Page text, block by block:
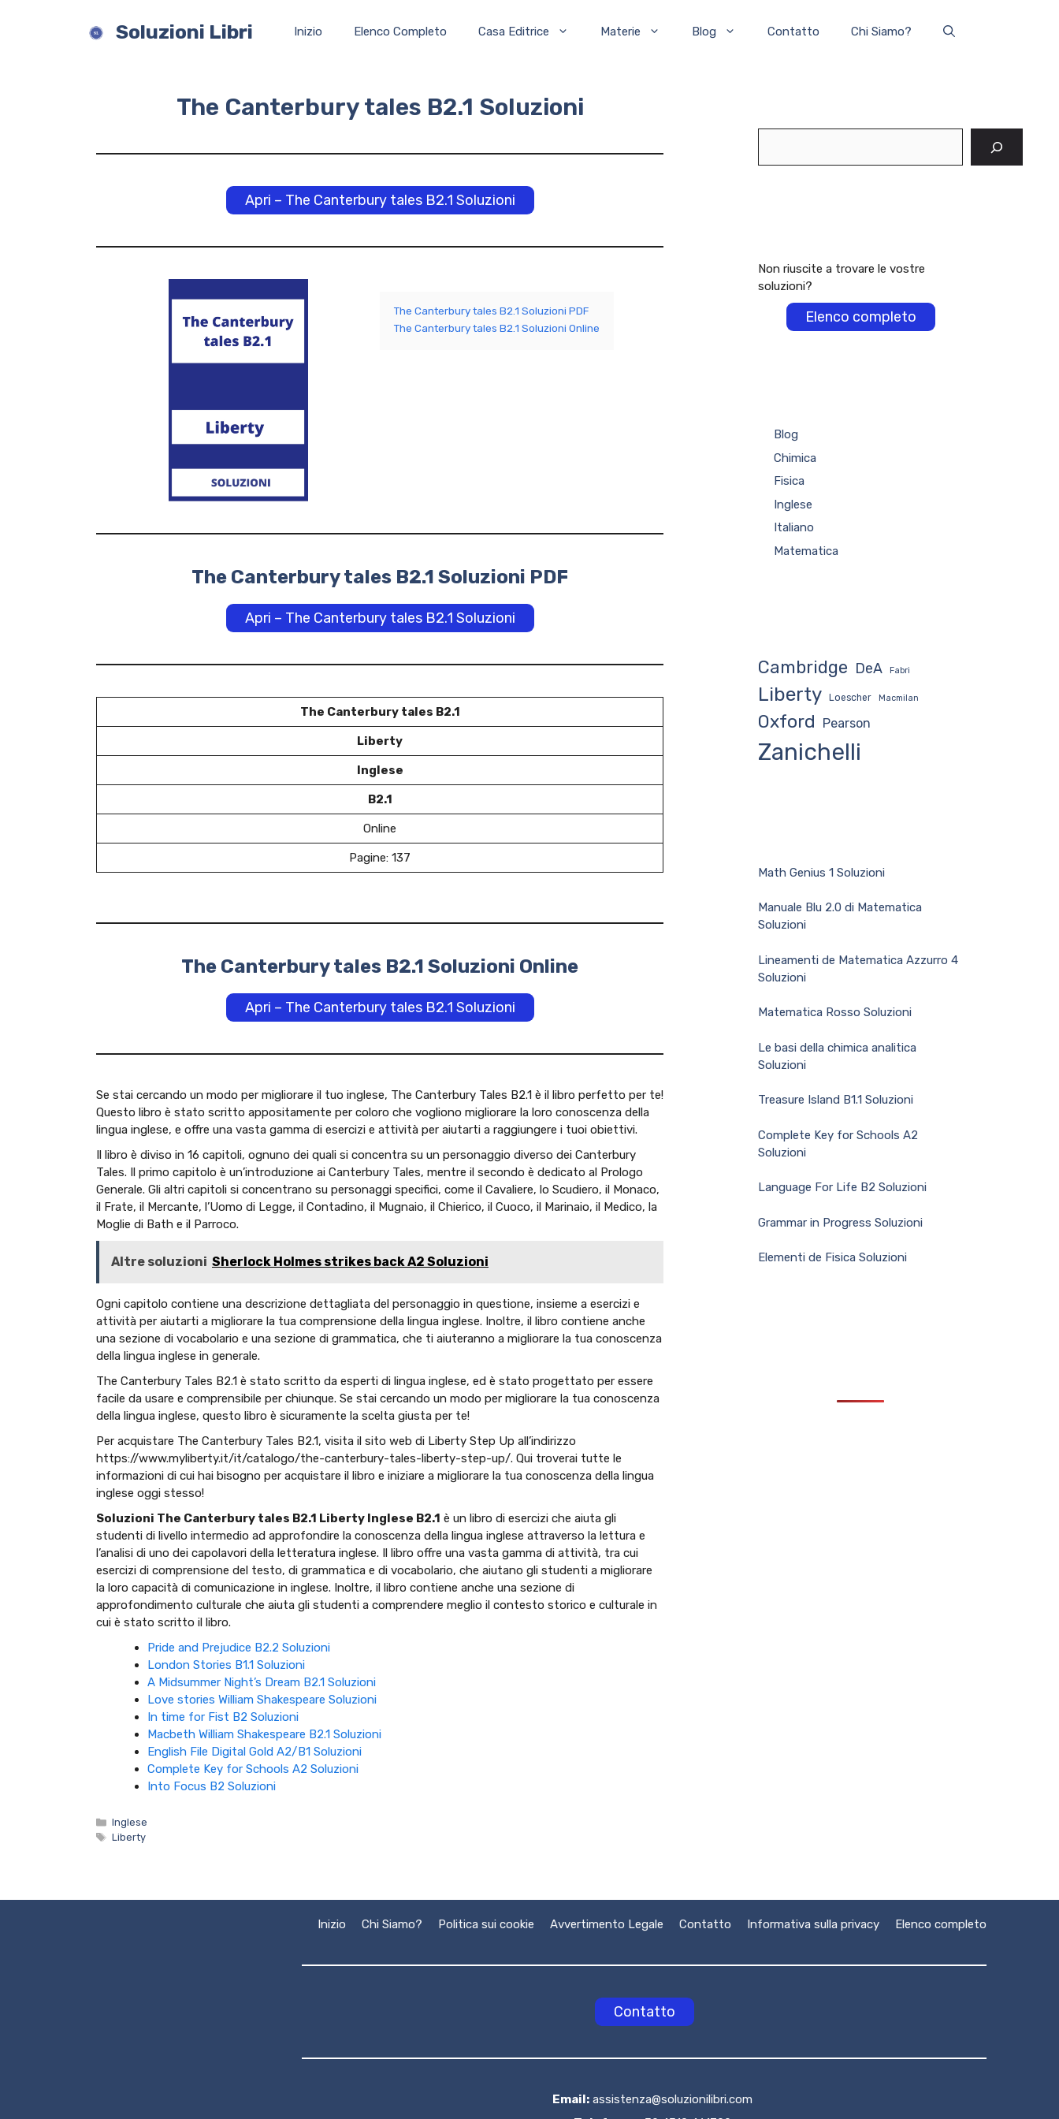
Soluzioni Libri Inizio Elenco Completo Casa Editrice Materie Blog Contatto Chi Siamo?
The Canterbury tales B2.1 Soluzioni
Apri – The Canterbury tales B2.1 Soluzioni
The Canterbury tales B2.1 Soluzioni PDF
The Canterbury tales B2.1 Soluzioni Online
The Canterbury tales B2.1 Soluzioni PDF
Apri – The Canterbury tales B2.1 Soluzioni
The Canterbury tales B2.1
Liberty
Inglese
B2.1
Online
Pagine: 137
The Canterbury tales B2.1 Soluzioni Online
Apri – The Canterbury tales B2.1 Soluzioni
Se stai cercando un modo per migliorare il tuo inglese, The Canterbury Tales B2.1 è il libro perfetto per te!
Questo libro è stato scritto appositamente per coloro che vogliono migliorare la loro conoscenza della
lingua inglese, e offre una vasta gamma di esercizi e attività per aiutarti a raggiungere i tuoi obiettivi.
Il libro è diviso in 16 capitoli, ognuno dei quali si concentra su un personaggio diverso dei Canterbury
Tales. Il primo capitolo è un’introduzione ai Canterbury Tales, mentre il secondo è dedicato al Prologo
Generale. Gli altri capitoli si concentrano su personaggi specifici, come il Cavaliere, lo Scudiero, il Monaco,
il Frate, il Mercante, l’Uomo di Legge, il Contadino, il Mugnaio, il Chierico, il Cuoco, il Marinaio, il Medico, la
Moglie di Bath e il Parroco.
Altre soluzioni Sherlock Holmes strikes back A2 Soluzioni
Ogni capitolo contiene una descrizione dettagliata del personaggio in questione, insieme a esercizi e
attività per aiutarti a migliorare la tua comprensione della lingua inglese. Inoltre, il libro contiene anche
una sezione di vocabolario e una sezione di grammatica, che ti aiuteranno a migliorare la tua conoscenza
della lingua inglese in generale.
The Canterbury Tales B2.1 è stato scritto da esperti di lingua inglese, ed è stato progettato per essere
facile da usare e comprensibile per chiunque. Se stai cercando un modo per migliorare la tua conoscenza
della lingua inglese, questo libro è sicuramente la scelta giusta per te!
Per acquistare The Canterbury Tales B2.1, visita il sito web di Liberty Step Up all’indirizzo
https://www.myliberty.it/it/catalogo/the-canterbury-tales-liberty-step-up/. Qui troverai tutte le
informazioni di cui hai bisogno per acquistare il libro e iniziare a migliorare la tua conoscenza della lingua
inglese oggi stesso!
Soluzioni The Canterbury tales B2.1 Liberty Inglese B2.1 è un libro di esercizi che aiuta gli
studenti di livello intermedio ad approfondire la conoscenza della lingua inglese attraverso la lettura e
l’analisi di uno dei capolavori della letteratura inglese. Il libro offre una vasta gamma di attività, tra cui
esercizi di comprensione del testo, di grammatica e di vocabolario, che aiutano gli studenti a migliorare
la loro capacità di comunicazione in inglese. Inoltre, il libro contiene anche una sezione di
approfondimento culturale che aiuta gli studenti a comprendere meglio il contesto storico e culturale in
cui è stato scritto il libro.
Pride and Prejudice B2.2 Soluzioni
London Stories B1.1 Soluzioni
A Midsummer Night’s Dream B2.1 Soluzioni
Love stories William Shakespeare Soluzioni
In time for Fist B2 Soluzioni
Macbeth William Shakespeare B2.1 Soluzioni
English File Digital Gold A2/B1 Soluzioni
Complete Key for Schools A2 Soluzioni
Into Focus B2 Soluzioni
Categorie
Inglese
Tag
Liberty
Non riuscite a trovare le vostre
soluzioni?
Elenco completo
Blog
Chimica
Fisica
Inglese
Italiano
Matematica
Cambridge DeA Fabri
Liberty Loescher Macmilan
Oxford Pearson
Zanichelli
Math Genius 1 Soluzioni
Manuale Blu 2.0 di Matematica
Soluzioni
Lineamenti de Matematica Azzurro 4
Soluzioni
Matematica Rosso Soluzioni
Le basi della chimica analitica
Soluzioni
Treasure Island B1.1 Soluzioni
Complete Key for Schools A2
Soluzioni
Language For Life B2 Soluzioni
Grammar in Progress Soluzioni
Elementi de Fisica Soluzioni
Inizio Chi Siamo? Politica sui cookie Avvertimento Legale Contatto Informativa sulla privacy Elenco completo
Contatto
Email: assistenza@soluzionilibri.com